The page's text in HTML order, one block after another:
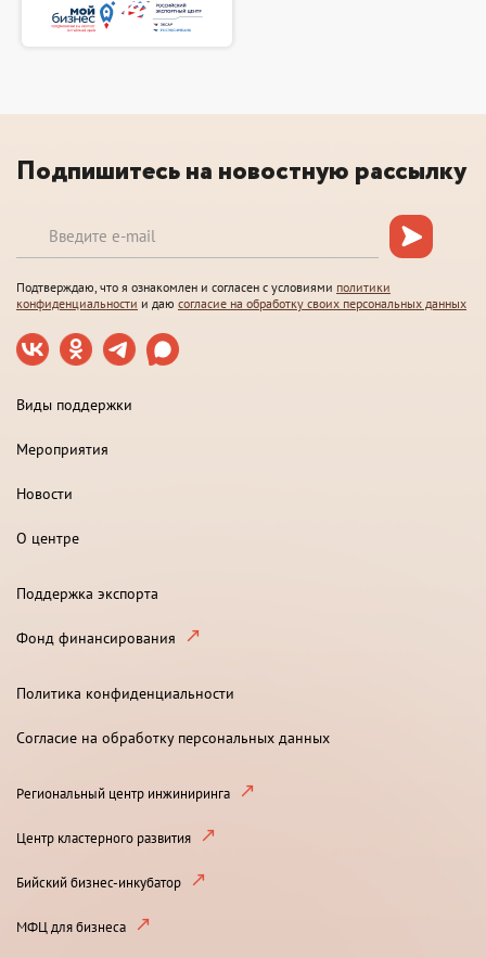
Подпишитесь на новостную рассылку
Подтверждаю, что я ознакомлен и согласен с условиями политики
конфиденциальности и даю согласие на обработку своих персональных данных
Виды поддержки
Мероприятия
Новости
О центре
Поддержка экспорта
Фонд финансирования
Политика конфиденциальности
Согласие на обработку персональных данных
Региональный центр инжиниринга
Центр кластерного развития
Бийский бизнес-инкубатор
МФЦ для бизнеса